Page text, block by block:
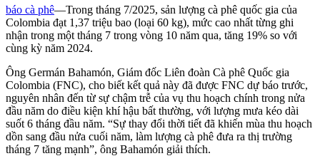
báo cà phê—Trong tháng 7/2025, sản lượng cà phê quốc gia của
Colombia đạt 1,37 triệu bao (loại 60 kg), mức cao nhất từng ghi
nhận trong một tháng 7 trong vòng 10 năm qua, tăng 19% so với
cùng kỳ năm 2024.
Ông Germán Bahamón, Giám đốc Liên đoàn Cà phê Quốc gia
Colombia (FNC), cho biết kết quả này đã được FNC dự báo trước,
nguyên nhân đến từ sự chậm trễ của vụ thu hoạch chính trong nửa
đầu năm do điều kiện khí hậu bất thường, với lượng mưa kéo dài
suốt 6 tháng đầu năm. “Sự thay đổi thời tiết đã khiến mùa thu hoạch
dồn sang đầu nửa cuối năm, làm lượng cà phê đưa ra thị trường
tháng 7 tăng mạnh”, ông Bahamón giải thích.